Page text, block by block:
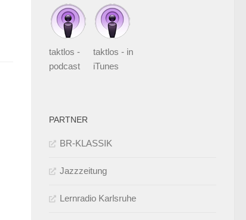
taktlos -
podcast
taktlos - in
iTunes
PARTNER
BR-KLASSIK
Jazzzeitung
Lernradio Karlsruhe